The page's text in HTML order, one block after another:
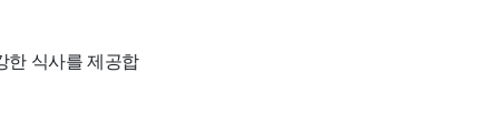
한 식사를 제공합